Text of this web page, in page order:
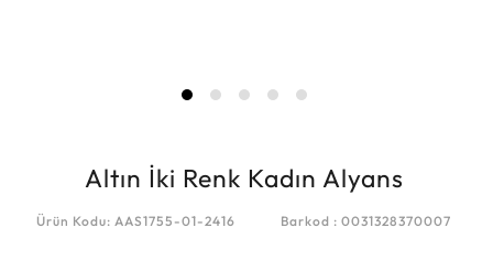
Altın İki Renk Kadın Alyans
Ürün Kodu: AAS1755-01-2416 Barkod : 0031328370007